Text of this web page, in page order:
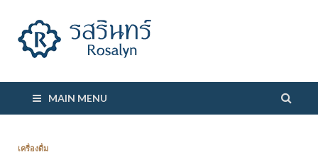
MAIN MENU
เครื่องดื่ม